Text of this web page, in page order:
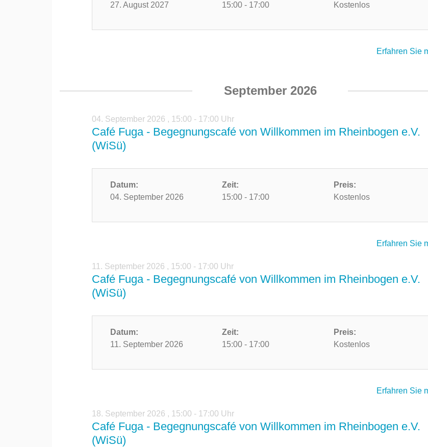
27. August 2027
15:00 - 17:00
Kostenlos
Erfahren Sie
September 2026
04. September 2026 , 15:00 - 17:00 Uhr
Café Fuga - Begegnungscafé von Willkommen im Rheinbogen e.V.
(WiSü)
Datum:
04. September 2026
Zeit:
15:00 - 17:00
Preis:
Kostenlos
Erfahren Sie
11. September 2026 , 15:00 - 17:00 Uhr
Café Fuga - Begegnungscafé von Willkommen im Rheinbogen e.V.
(WiSü)
Datum:
11. September 2026
Zeit:
15:00 - 17:00
Preis:
Kostenlos
Erfahren Sie
18. September 2026 , 15:00 - 17:00 Uhr
Café Fuga - Begegnungscafé von Willkommen im Rheinbogen e.V.
(WiSü)